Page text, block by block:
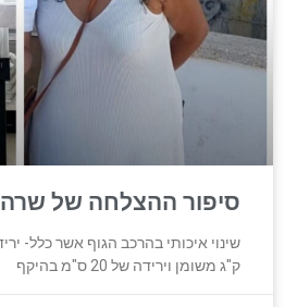
סיפור ההצלחה של שרה
ק"ג משומן וירידה של 20 ס"מ בהיקף